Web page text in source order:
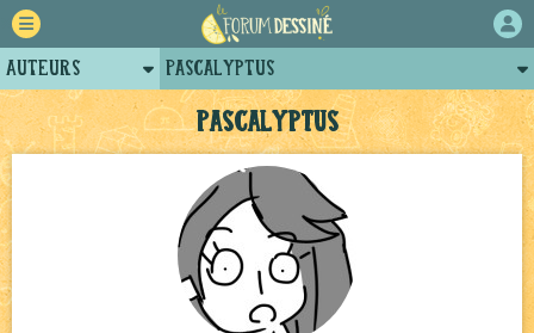
Pascalyptus
Auteurs
Retour
Forum
Projets
Tutoriels
Pascalyptus
Posts de pascalyptus
Arènes de pascalyptus